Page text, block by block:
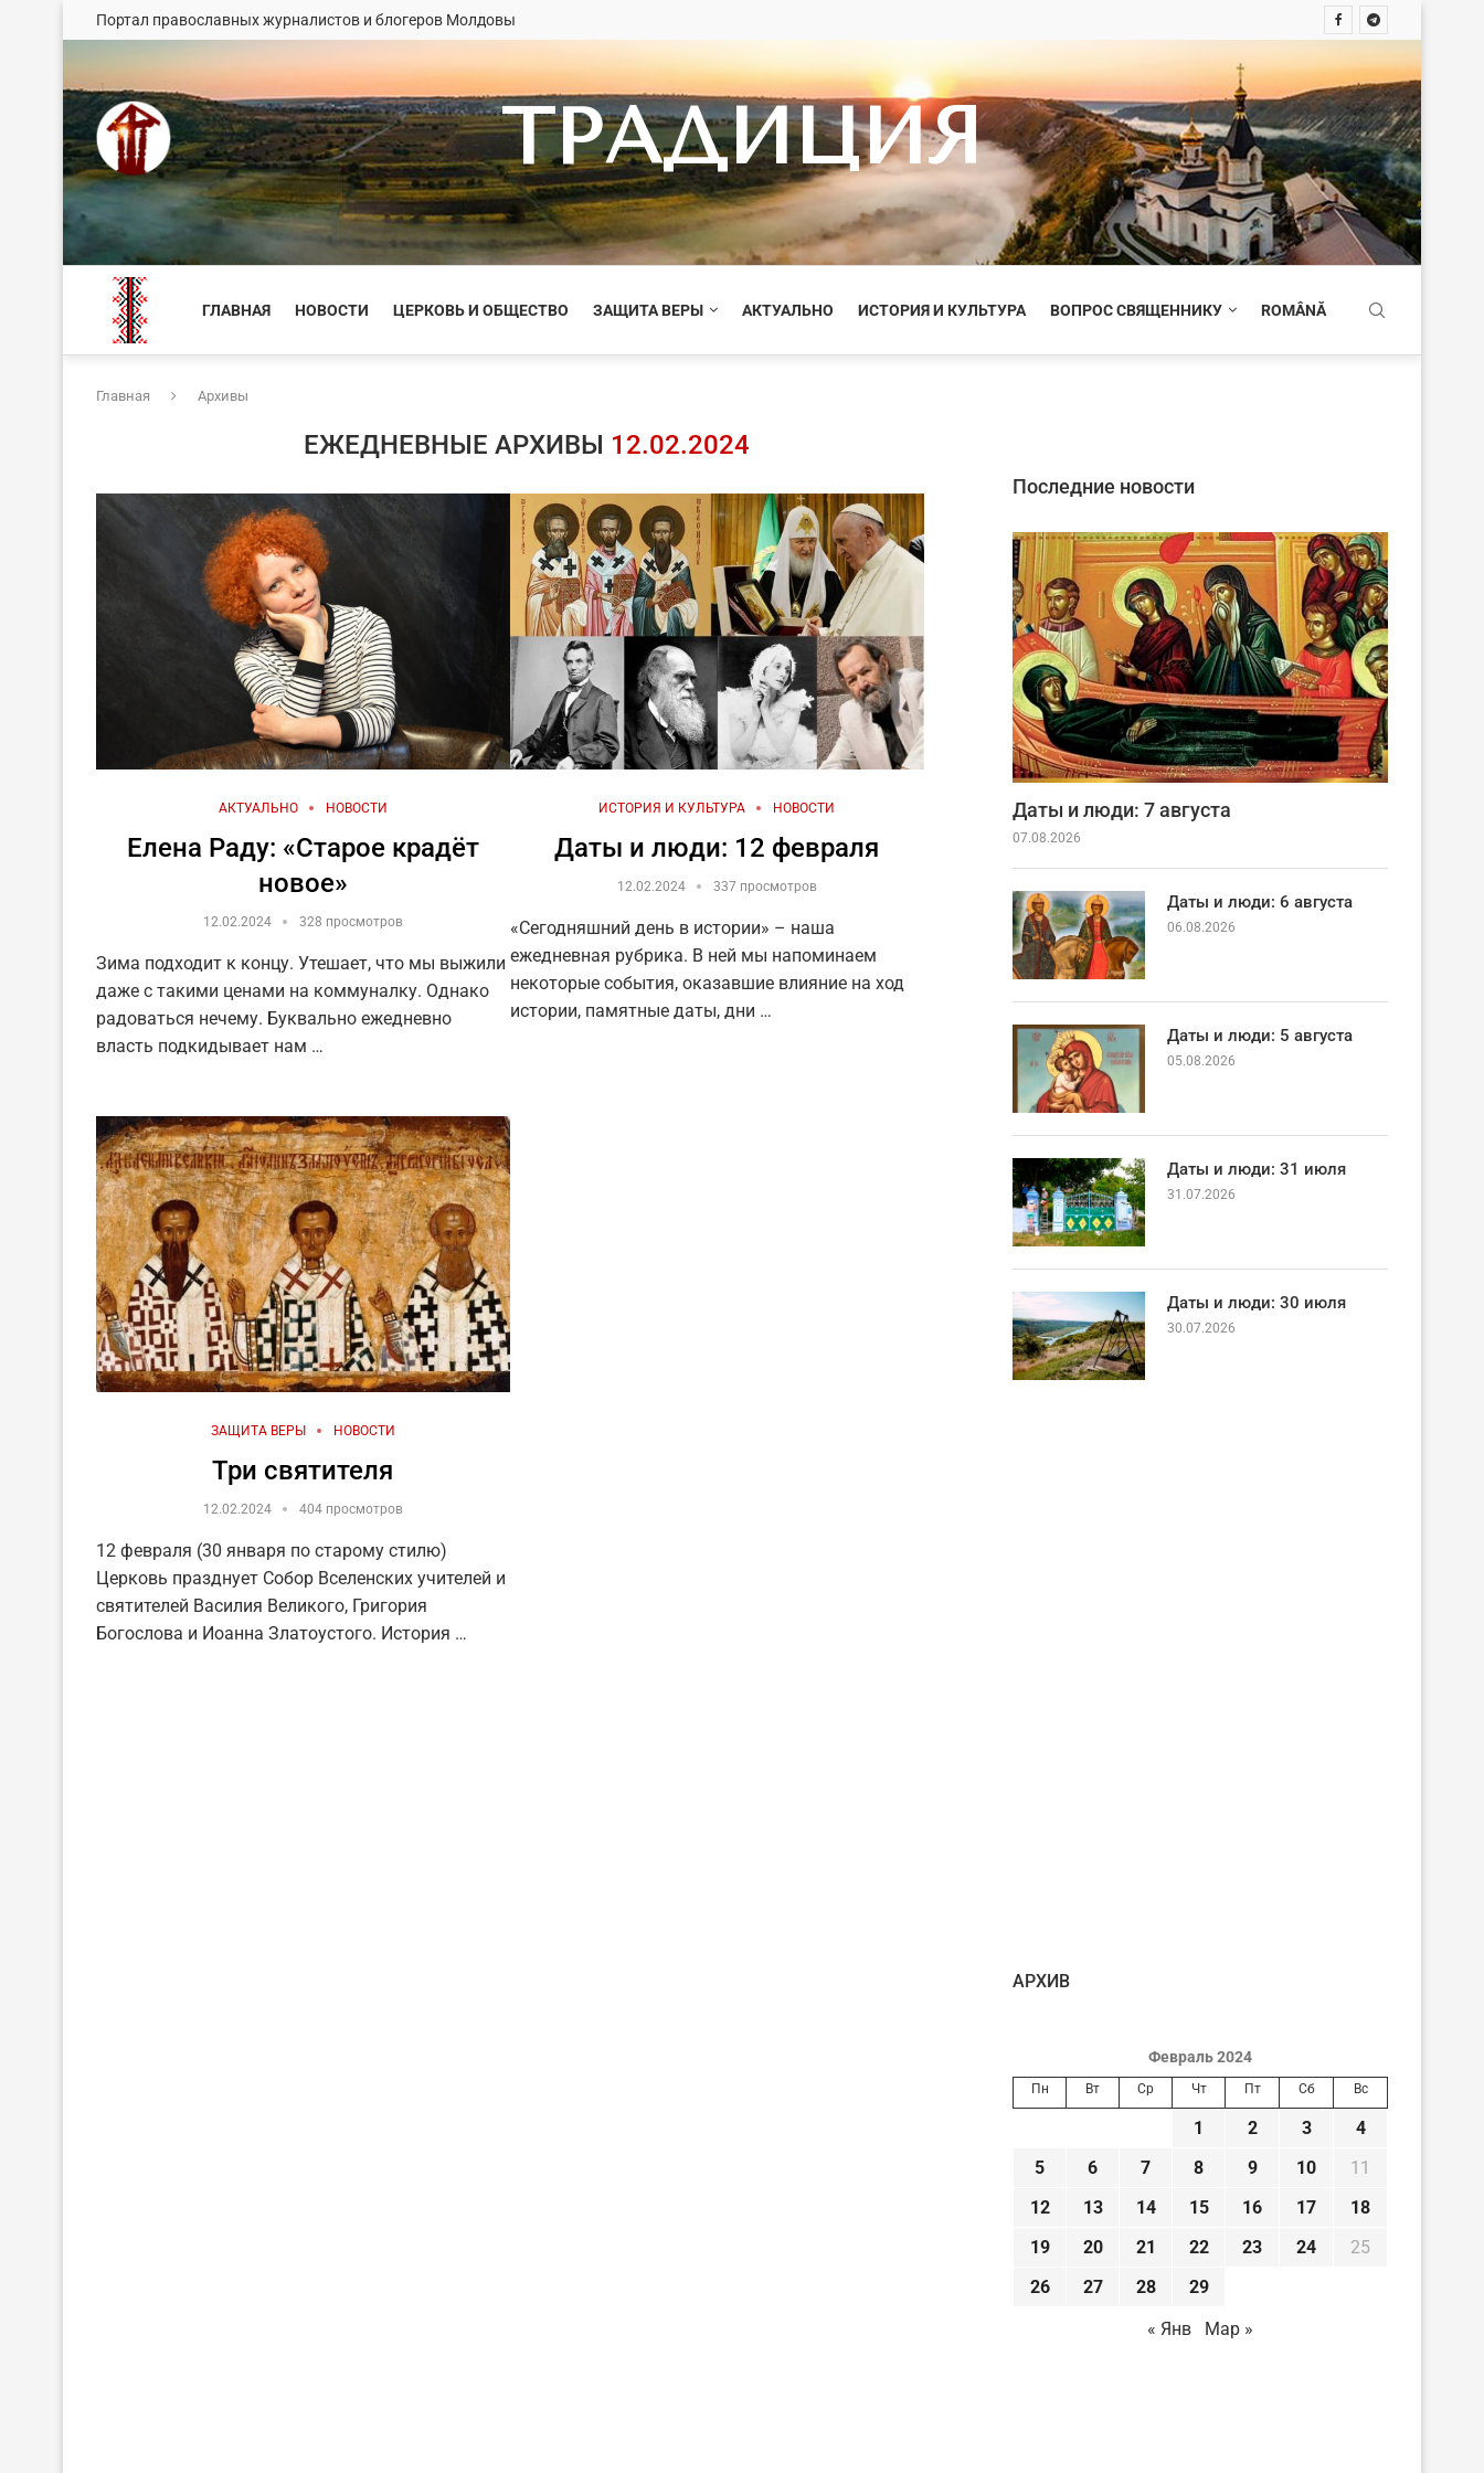
Портал православных журналистов и блогеров Молдовы
ТРАДИЦИЯ
ГЛАВНАЯ НОВОСТИ ЦЕРКОВЬ И ОБЩЕСТВО ЗАЩИТА ВЕРЫ АКТУАЛЬНО ИСТОРИЯ И КУЛЬТУРА ВОПРОС СВЯЩЕННИКУ ROMÂNĂ
Главная Архивы
ЕЖЕДНЕВНЫЕ АРХИВЫ 12.02.2024
АКТУАЛЬНО НОВОСТИ
Елена Раду: «Старое крадёт
новое»
12.02.2024 328 просмотров
Зима подходит к концу. Утешает, что мы выжили
даже с такими ценами на коммуналку. Однако
радоваться нечему. Буквально ежедневно
власть подкидывает нам …
ИСТОРИЯ И КУЛЬТУРА НОВОСТИ
Даты и люди: 12 февраля
12.02.2024 337 просмотров
«Сегодняшний день в истории» – наша
ежедневная рубрика. В ней мы напоминаем
некоторые события, оказавшие влияние на ход
истории, памятные даты, дни …
ЗАЩИТА ВЕРЫ НОВОСТИ
Три святителя
12.02.2024 404 просмотров
12 февраля (30 января по старому стилю)
Церковь празднует Собор Вселенских учителей и
святителей Василия Великого, Григория
Богослова и Иоанна Златоустого. История …
Последние новости
Даты и люди: 7 августа
07.08.2026
Даты и люди: 6 августа
06.08.2026
Даты и люди: 5 августа
05.08.2026
Даты и люди: 31 июля
31.07.2026
Даты и люди: 30 июля
30.07.2026
AРХИВ
Февраль 2024
Пн Вт Ср Чт Пт Сб Вс
1 2 3
4
5
6 7 8 9 10
11
12
13 14 15 16 17
18
19
20 21 22 23 24
25
26
27 28
29
« Янв
Мар »